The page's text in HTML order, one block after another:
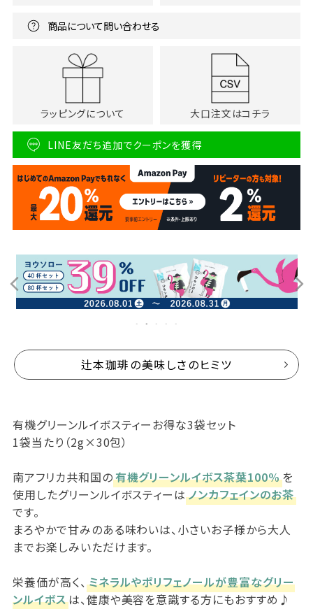
商品について問い合わせる
ラッピングについて 大口注文はコチラ
LINE友だち追加でクーポンを獲得
辻本珈琲の美味しさのヒミツ
有機グリーンルイボスティーお得な3袋セット
1袋当たり（2g×30包）
南アフリカ共和国の有機グリーンルイボス茶葉100%を
使用したグリーンルイボスティーはノンカフェインのお茶
です。
まろやかで甘みのある味わいは、小さいお子様から大人
までお楽しみいただけます。
栄養価が高く、 ミネラルやポリフェノールが豊富なグリー
ンルイボスは、健康や美容を意識する方にもおすすめ♪